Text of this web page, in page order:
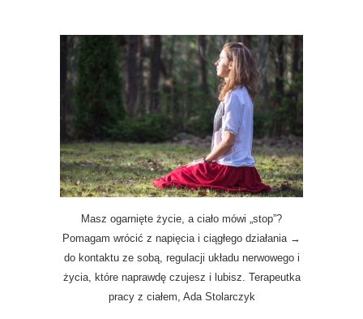
Masz ogarnięte życie, a ciało mówi „stop”?
Pomagam wrócić z napięcia i ciągłego działania →
do kontaktu ze sobą, regulacji układu nerwowego i
życia, które naprawdę czujesz i lubisz. Terapeutka
pracy z ciałem, Ada Stolarczyk